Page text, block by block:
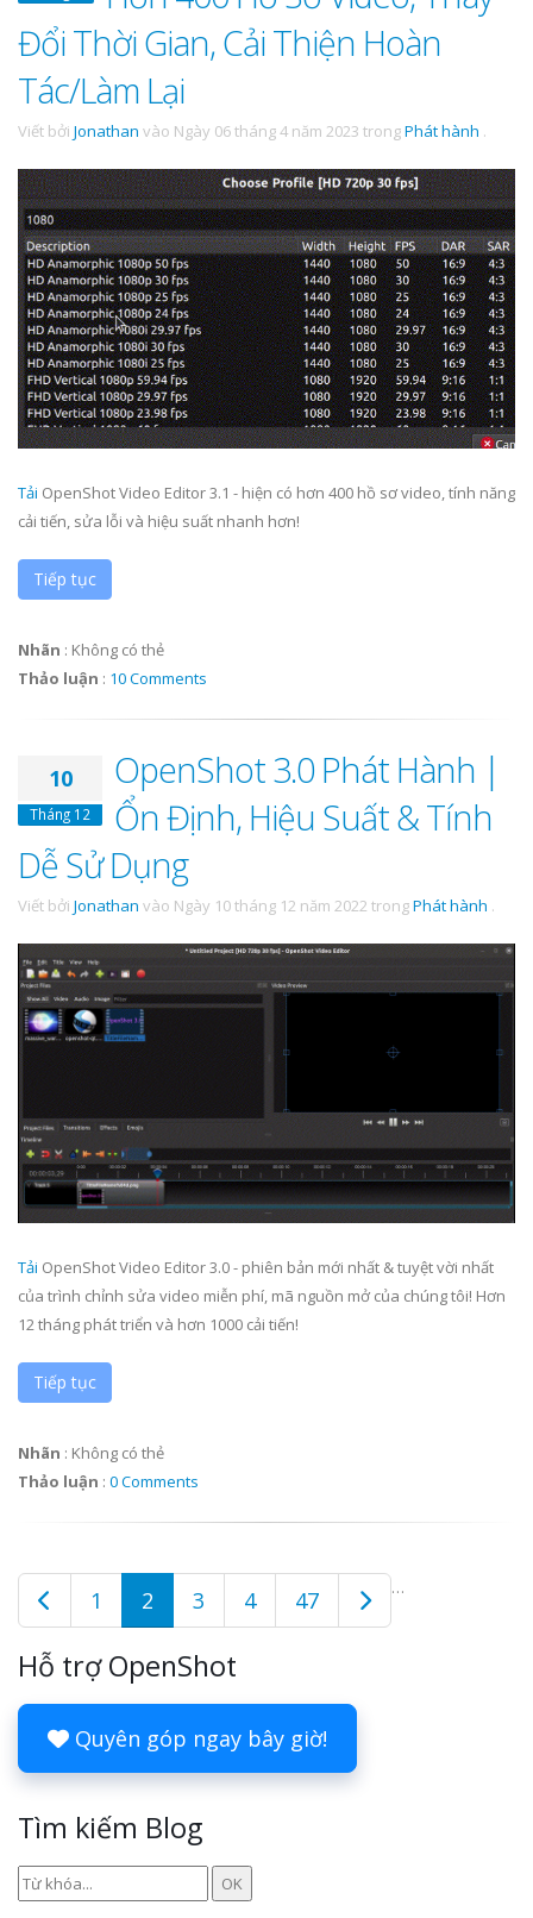
Đổi Thời Gian, Cải Thiện Hoàn
Tác/Làm Lại
Viết bởi Jonathan vào Ngày 06 tháng 4 năm 2023 trongPhát hành .
Tải OpenShot Video Editor 3.1 - hiện có hơn 400 hồ sơ video, tính năng
cải tiến, sửa lỗi và hiệu suất nhanh hơn!
Tiếp tục
Nhãn : Không có thẻ
Thảo luận : 10 Comments
10
Tháng 12
OpenShot 3.0 Phát Hành |
Ổn Định, Hiệu Suất & Tính
Dễ Sử Dụng
Viết bởi Jonathan vào Ngày 10 tháng 12 năm 2022 trongPhát hành .
Tải OpenShot Video Editor 3.0 - phiên bản mới nhất & tuyệt vời nhất
của trình chỉnh sửa video miễn phí, mã nguồn mở của chúng tôi! Hơn
12 tháng phát triển và hơn 1000 cải tiến!
Tiếp tục
Nhãn : Không có thẻ
Thảo luận : 0 Comments
1 2 3 4 …
47
Hỗ trợ OpenShot
Quyên góp ngay bây giờ!
Tìm kiếm Blog